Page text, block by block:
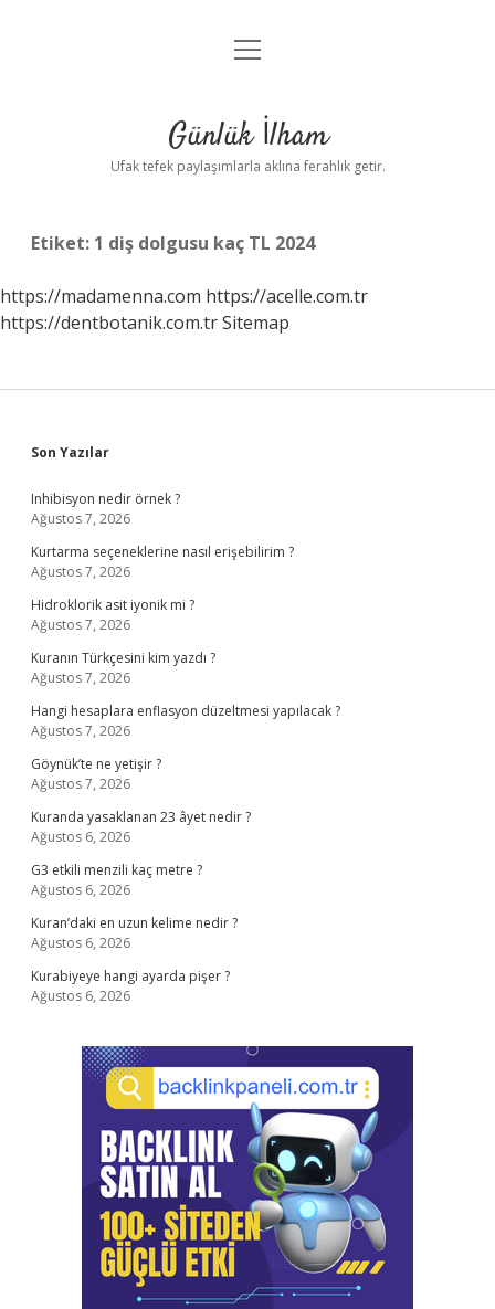
Anasayfa
Yasal Uyarı
menüyü
Günlük İlham
Ufak tefek paylaşımlarla aklına ferahlık getir.
Etiket: 1 diş dolgusu kaç TL 2024
https://madamenna.com https://acelle.com.tr
https://dentbotanik.com.trSitemap
Sidebar
Son Yazılar
Inhibisyon nedir örnek ?
Ağustos 7, 2026
Kurtarma seçeneklerine nasıl erişebilirim ?
Ağustos 7, 2026
Hidroklorik asit iyonik mi ?
Ağustos 7, 2026
Kuranın Türkçesini kim yazdı ?
Ağustos 7, 2026
Hangi hesaplara enflasyon düzeltmesi yapılacak ?
Ağustos 7, 2026
Göynük’te ne yetişir ?
Ağustos 7, 2026
Kuranda yasaklanan 23 âyet nedir ?
Ağustos 6, 2026
G3 etkili menzili kaç metre ?
Ağustos 6, 2026
Kuran’daki en uzun kelime nedir ?
Ağustos 6, 2026
Kurabiyeye hangi ayarda pişer ?
Ağustos 6, 2026